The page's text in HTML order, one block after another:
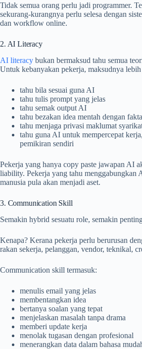
Tidak semua orang perlu jadi programmer.
sekurang-kurangnya perlu selesa dengan
dan workflow online.
2. AI Literacy
AI literacy bukan bermaksud tahu semua
Untuk kebanyakan pekerja, maksudnya
tahu bila sesuai guna AI
tahu tulis prompt yang jelas
tahu semak output AI
tahu bezakan idea mentah dengan fakta
tahu menjaga privasi maklumat
tahu guna AI untuk mempercepat
pemikiran sendiri
Pekerja yang hanya copy paste jawapan AI
liability. Pekerja yang tahu menggabungkan
manusia pula akan menjadi aset.
3. Communication Skill
Semakin hybrid sesuatu role, semakin
Kenapa? Kerana pekerja perlu berurusan
rakan sekerja, pelanggan, vendor, teknikal,
Communication skill termasuk:
menulis email yang jelas
membentangkan idea
bertanya soalan yang tepat
menjelaskan masalah tanpa drama
memberi update kerja
menolak tugasan dengan profesional
menerangkan data dalam bahasa